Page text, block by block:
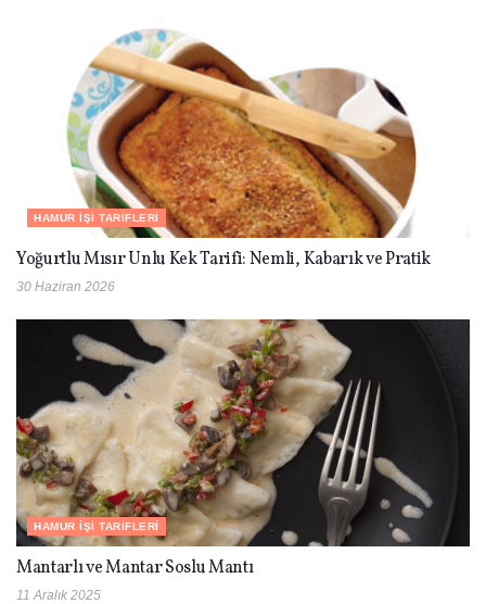
HAMUR İŞI TARIFLERI
Yoğurtlu Mısır Unlu Kek Tarifi: Nemli, Kabarık ve Pratik
30 Haziran 2026
HAMUR İŞI TARIFLERI
Mantarlı ve Mantar Soslu Mantı
11 Aralık 2025